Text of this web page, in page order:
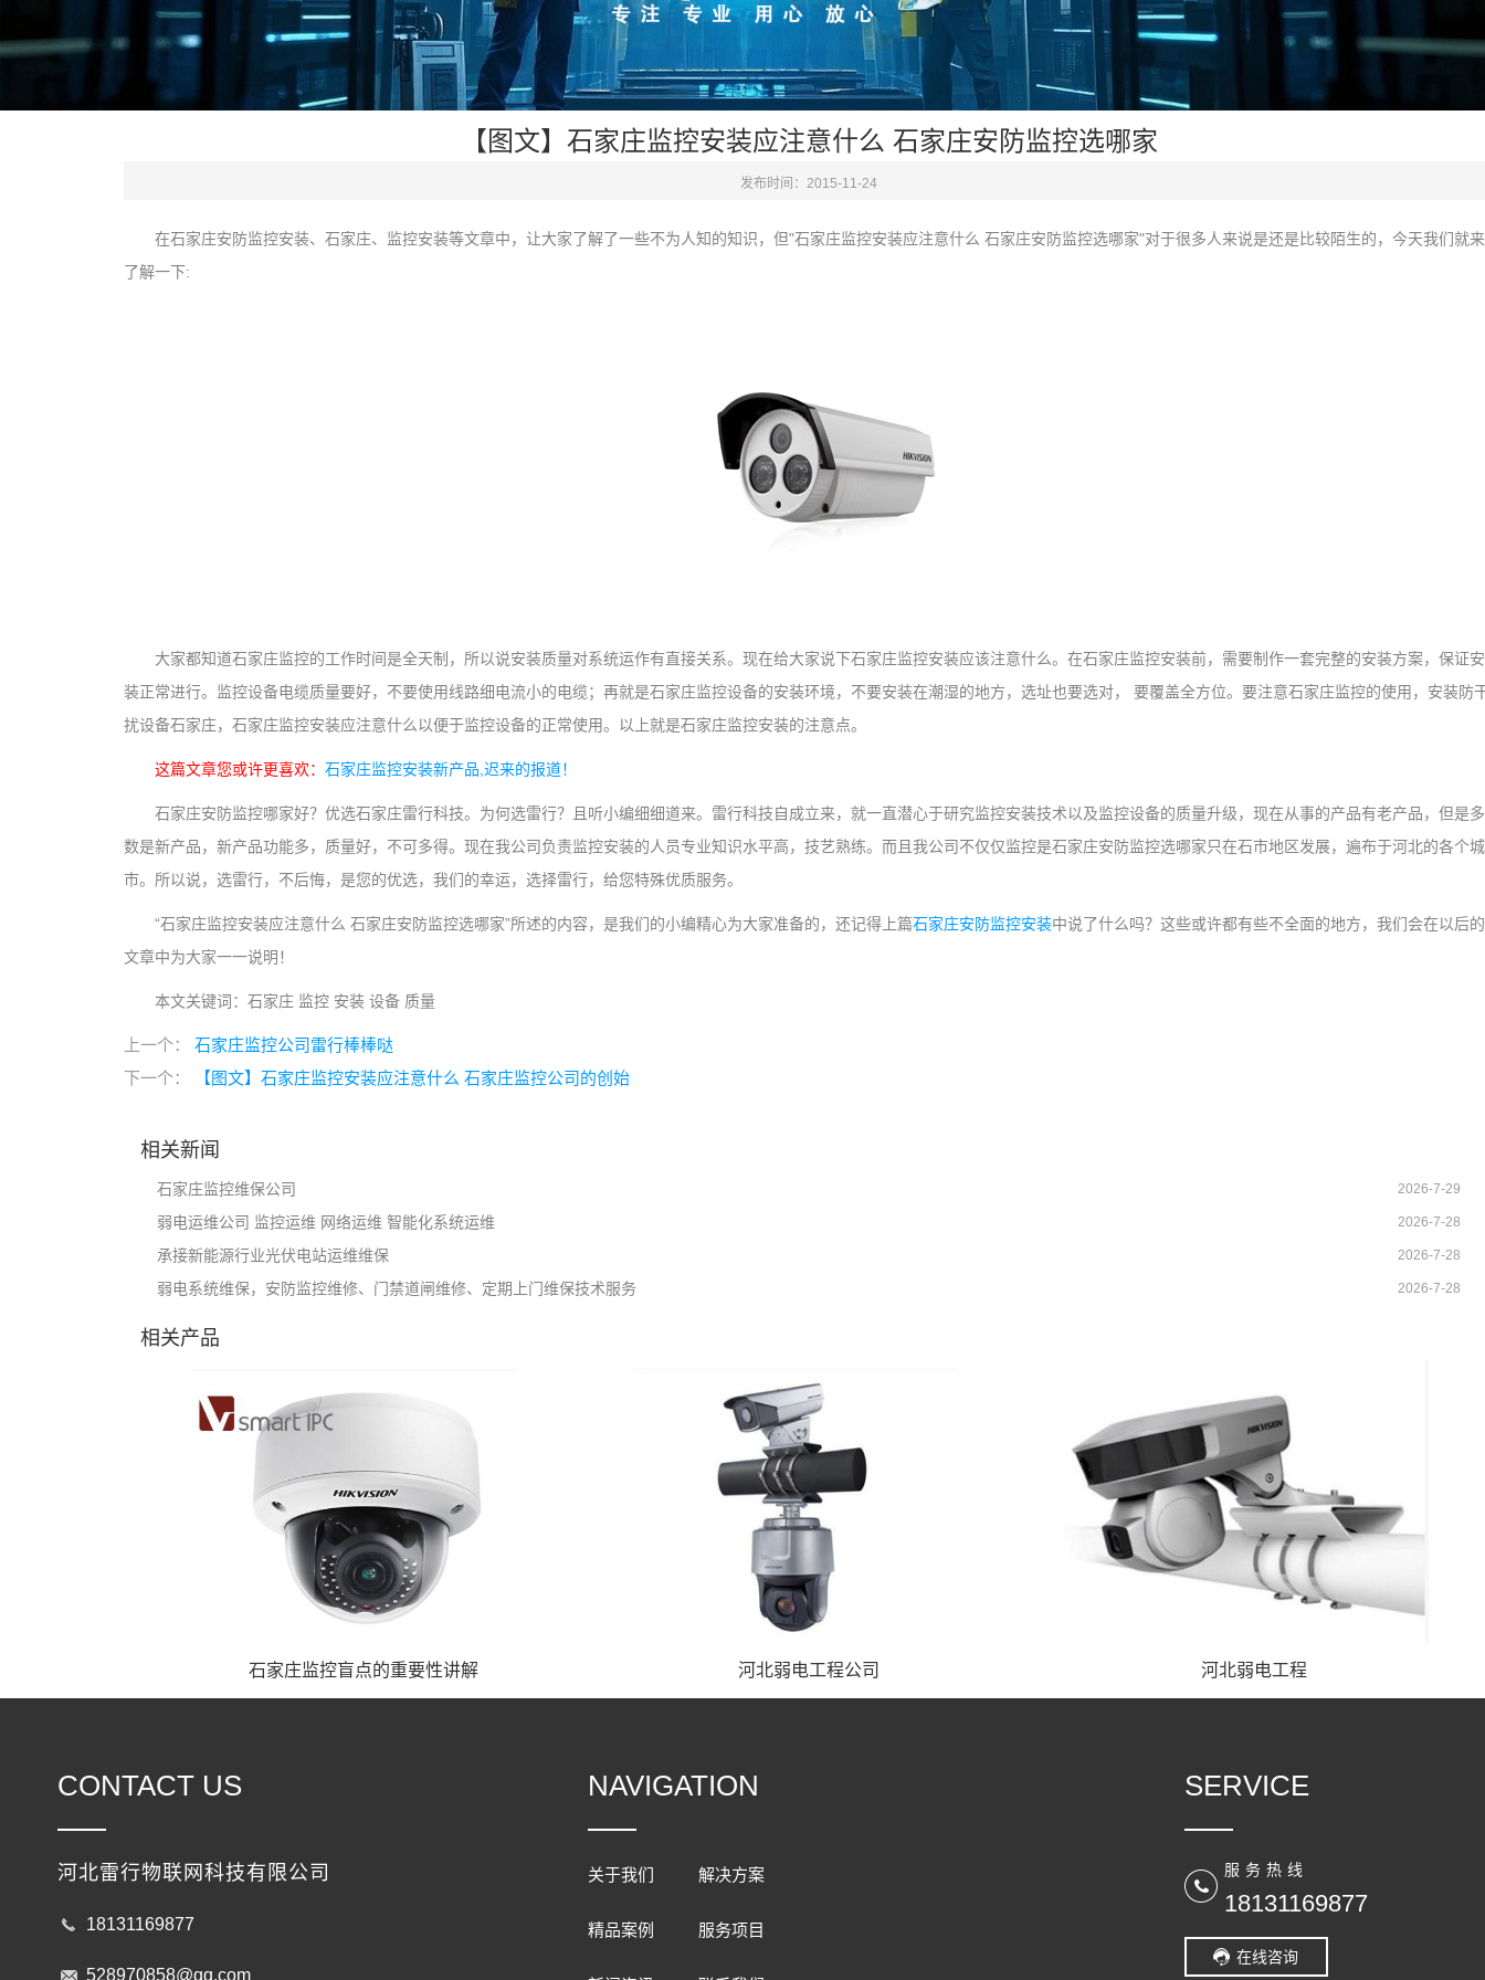
【图文】石家庄监控安装应注意什么 石家庄安防监控选哪家
发布时间：2015-11-24
在石家庄安防监控安装、石家庄、监控安装等文章中，让大家了解了一些不为人知的知识，但"石家庄监控安装应注意什么 石家庄安防监控选哪家"对于很多人来说是还是比较陌生的，今天我们就来
了解一下:
大家都知道石家庄监控的工作时间是全天制，所以说安装质量对系统运作有直接关系。现在给大家说下石家庄监控安装应该注意什么。在石家庄监控安装前，需要制作一套完整的安装方案，保证安
装正常进行。监控设备电缆质量要好，不要使用线路细电流小的电缆；再就是石家庄监控设备的安装环境，不要安装在潮湿的地方，选址也要选对， 要覆盖全方位。要注意石家庄监控的使用，安装防
扰设备石家庄，石家庄监控安装应注意什么以便于监控设备的正常使用。以上就是石家庄监控安装的注意点。
这篇文章您或许更喜欢： 石家庄监控安装新产品,迟来的报道！
石家庄安防监控哪家好？优选石家庄雷行科技。为何选雷行？且听小编细细道来。雷行科技自成立来，就一直潜心于研究监控安装技术以及监控设备的质量升级，现在从事的产品有老产品，但是多
数是新产品，新产品功能多，质量好，不可多得。现在我公司负责监控安装的人员专业知识水平高，技艺熟练。而且我公司不仅仅监控是石家庄安防监控选哪家只在石市地区发展，遍布于河北的各个城
市。所以说，选雷行，不后悔，是您的优选，我们的幸运，选择雷行，给您特殊优质服务。
“石家庄监控安装应注意什么 石家庄安防监控选哪家”所述的内容，是我们的小编精心为大家准备的，还记得上篇石家庄安防监控安装中说了什么吗？这些或许都有些不全面的地方，我们会在以后的
文章中为大家一一说明！
本文关键词： 石家庄 监控 安装 设备 质量
上一个： 石家庄监控公司雷行棒棒哒
下一个：
【图文】石家庄监控安装应注意什么 石家庄监控公司的创始
相关新闻
石家庄监控维保公司 2026-7-29
弱电运维公司 监控运维 网络运维 智能化系统运维 2026-7-28
承接新能源行业光伏电站运维维保 2026-7-28
弱电系统维保，安防监控维修、门禁道闸维修、定期上门维保技术服务 2026-7-28
相关产品
石家庄监控盲点的重要性讲解 河北弱电工程公司 河北弱电工程
CONTACT US
河北雷行物联网科技有限公司
18131169877
528970858@qq.com
NAVIGATION
关于我们 解决方案
精品案例 服务项目
SERVICE
服务热线
18131169877
在线咨询